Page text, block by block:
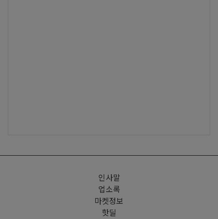
인사말
업소록
마켓정보
핫딜